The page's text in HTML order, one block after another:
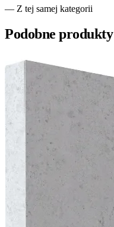
— Z tej samej kategorii
Podobne produkty